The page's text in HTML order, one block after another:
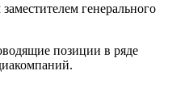
генерального
позиции в ряде